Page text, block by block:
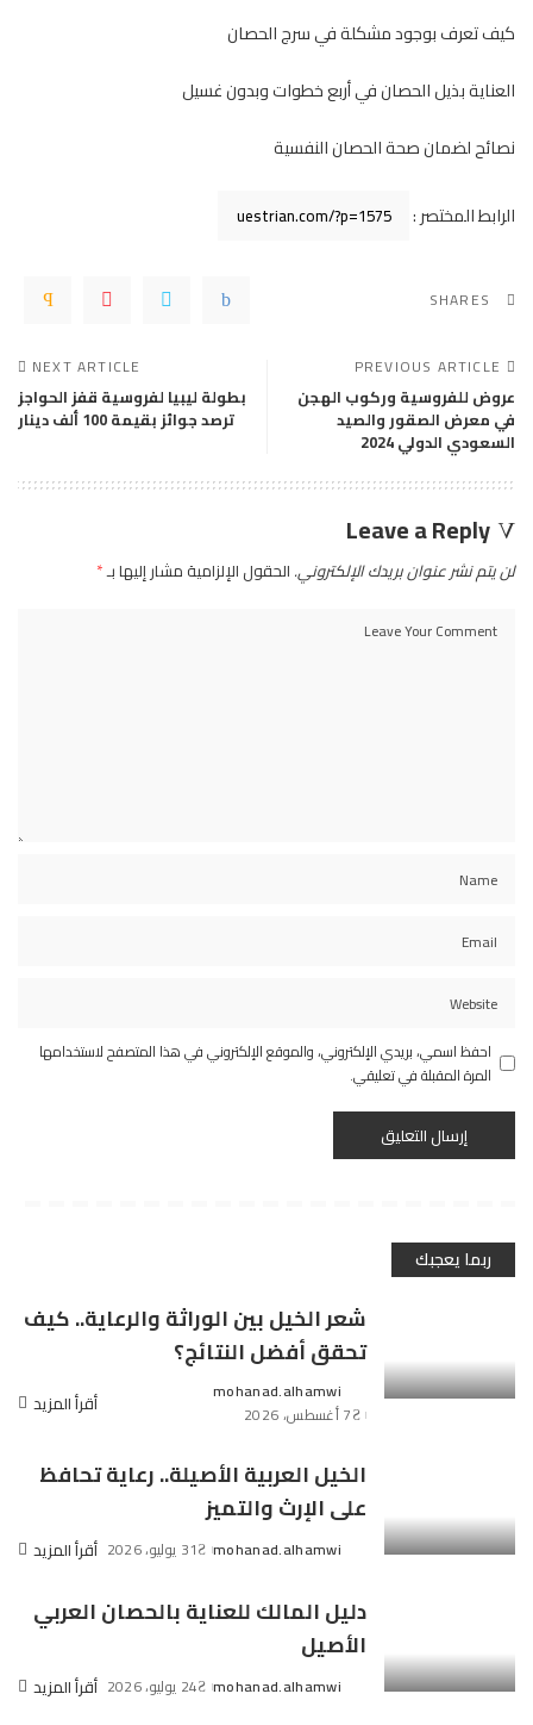
كيف تعرف بوجود مشكلة في سرج الحصان
العناية بذيل الحصان في أربع خطوات وبدون غسيل
نصائح لضمان صحة الحصان النفسية
الرابط المختصر :
SHARES
PREVIOUS ARTICLE
عروض للفروسية وركوب الهجن
في معرض الصقور والصيد
السعودي الدولي 2024
NEXT ARTICLE
بطولة ليبيا لفروسية قفز الحواجز
ترصد جوائز بقيمة 100 ألف دينار
Leave a Reply
لن يتم نشر عنوان بريدك الإلكتروني. الحقول الإلزامية مشار إليها بـ*
احفظ اسمي، بريدي الإلكتروني، والموقع الإلكتروني في هذا المتصفح لاستخدامها
المرة المقبلة في تعليقي.
ربما يعجبك
شعر الخيل بين الوراثة والرعاية.. كيف
تحقق أفضل النتائج؟
Posted
by
mohanad.alhamwi
7 أغسطس، 2026
أقرأ المزيد
الخيل العربية الأصيلة.. رعاية تحافظ
على الإرث والتميز
Posted
mohanad.alhamwi 31 يوليو، 2026 أقرأ المزيد
دليل المالك للعناية بالحصان العربي
الأصيل
Posted
mohanad.alhamwi 24 يوليو، 2026 أقرأ المزيد